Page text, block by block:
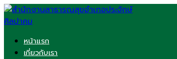
Skip
to
หน้าแรก
เกี่ยวกับเรา